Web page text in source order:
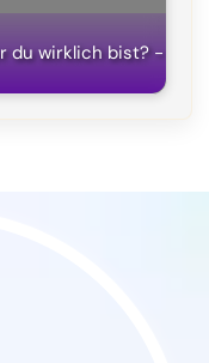
du wirklich bist? -